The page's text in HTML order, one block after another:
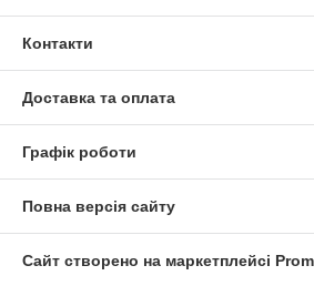
Контакти
Доставка та оплата
Графік роботи
Повна версія сайту
Сайт створено на маркетплейсі